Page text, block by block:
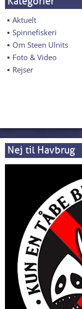
Aktuelt
Spinnefiskeri
Om Steen Ulnits
Foto & Video
Rejser
Nej til Havbrug